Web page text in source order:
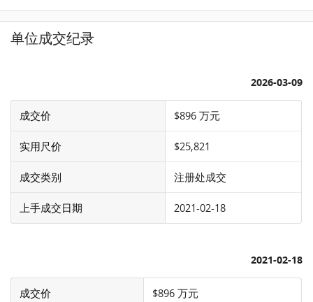
单位成交纪录
2026-03-09
成交价 $896 万元
实用尺价 $25,821
成交类别 注册处成交
上手成交日期 2021-02-18
2021-02-18
成交价 $896 万元